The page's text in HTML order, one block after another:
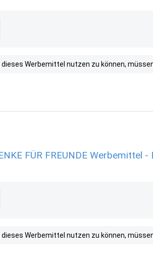
dieses Werbemittel nutzen zu können,
FÜR FREUNDE Werbemittel
dieses Werbemittel nutzen zu können,